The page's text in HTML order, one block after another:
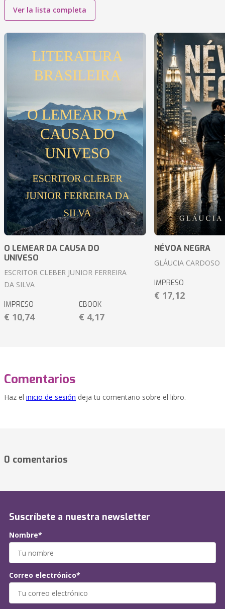
Ver la lista completa
O LEMEAR DA CAUSA DO
UNIVESO
ESCRITOR CLEBER JUNIOR FERREIRA
DA SILVA
IMPRESO
€ 10,74
EBOOK
€ 4,17
NÉVOA NEGRA
GLÁUCIA CARDOSO
IMPRESO
€ 17,12
Comentarios
Haz el inicio de sesión deja tu comentario sobre el libro.
0 comentarios
Suscríbete a nuestra newsletter
Nombre*
Correo electrónico*